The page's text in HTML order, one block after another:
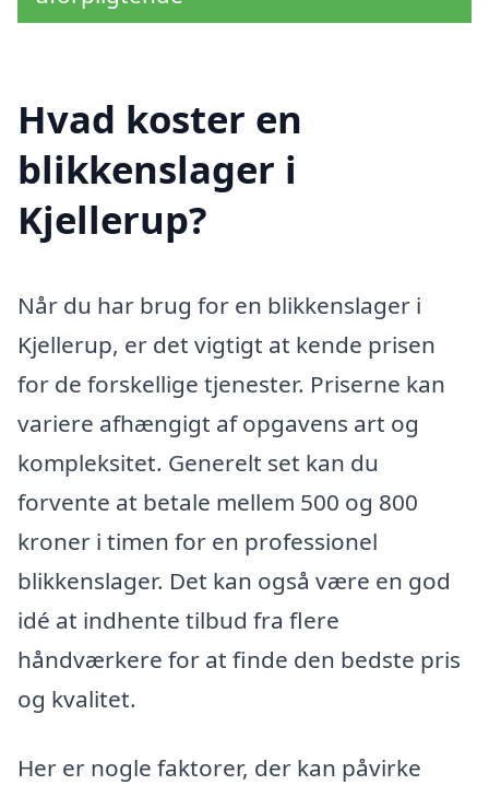
Hvad koster en
blikkenslager i
Kjellerup?
Når du har brug for en blikkenslager i
Kjellerup, er det vigtigt at kende prisen
for de forskellige tjenester. Priserne kan
variere afhængigt af opgavens art og
kompleksitet. Generelt set kan du
forvente at betale mellem 500 og 800
kroner i timen for en professionel
blikkenslager. Det kan også være en god
idé at indhente tilbud fra flere
håndværkere for at finde den bedste pris
og kvalitet.
Her er nogle faktorer, der kan påvirke